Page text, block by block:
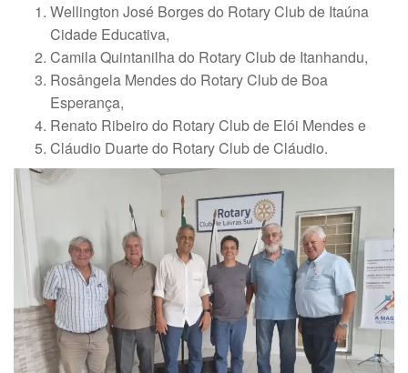
Wellington José Borges do Rotary Club de Itaúna
Cidade Educativa,
Camila Quintanilha do Rotary Club de Itanhandu,
Rosângela Mendes do Rotary Club de Boa
Esperança,
Renato Ribeiro do Rotary Club de Elói Mendes e
Cláudio Duarte do Rotary Club de Cláudio.